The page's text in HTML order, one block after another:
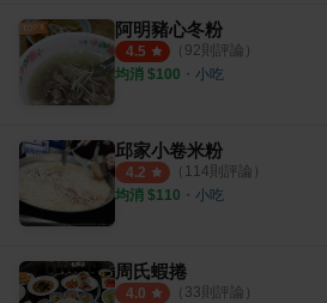
阿明豬心冬粉
4.5 （ 92則評論）
均消 $100 ・ 小吃
邱家小卷米粉
4.2 （ 114則評論）
均消 $110 ・ 小吃
周氏蝦捲
4.0 （ 33則評論）